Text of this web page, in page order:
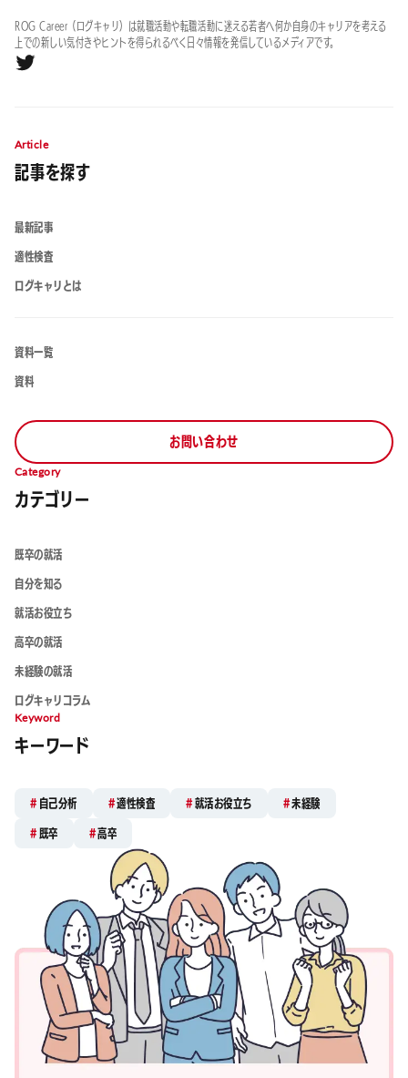
ROG Career（ログキャリ）は就職活動や転職活動に迷える若者へ何か自身のキャリアを考える
上での新しい気付きやヒントを得られるべく日々情報を発信しているメディアです。
Article
記事を探す
最新記事
適性検査
ログキャリとは
資料一覧
資料
お問い合わせ
Category
カテゴリー
既卒の就活
自分を知る
就活お役立ち
高卒の就活
未経験の就活
ログキャリコラム
Keyword
キーワード
自己分析 適性検査 就活お役立ち 未経験
既卒 高卒